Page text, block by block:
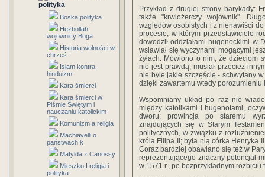
polityka
Boska polityka
Hezbollah
wojownicy Boga
Historia wolności w
chrześ.
Islam kontra
hinduizm
Kara śmierci
Kara śmierci w
Piśmie Świętym i
nauczaniu katolickim
Komunizm a religia
Machiavelli o
państwach k
Matylda z Canossy
Mieszko I religia i
polityka
Przykład z drugiej strony barykady:
także "krwiożerczy wojownik".
względów osobistych i z nienawiści
procesie, w którym przedstawiciele
dowodził oddziałami hugenockimi w
wsławiał się wyczynami mogącymi
żyłach. Mówiono o nim, że dzieciom
nie jest prawdą; musiał przecież
nie byle jakie szczęście - schwytany
dzięki zawartemu wtedy porozumieniu
Wspomniany układ po raz nie
między katolikami i hugenotami,
dworu; prowincja po staremu
znajdujących się w Starym
politycznych, w związku z
króla Filipa II; była nią córka Henryka
Coraz bardziej obawiano się też w
reprezentującego znaczny potencjał
w 1571 r., po bezprzykładnym